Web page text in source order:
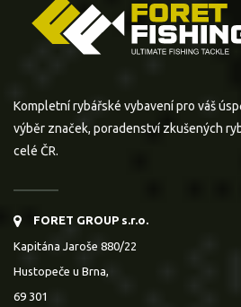
Kompletní rybářské vybavení pro váš
výběr značek, poradenství zkušených
celé ČR.
FORET GROUP s.r.o.
Kapitána Jaroše 880/22
Hustopeče u Brna,
69 301